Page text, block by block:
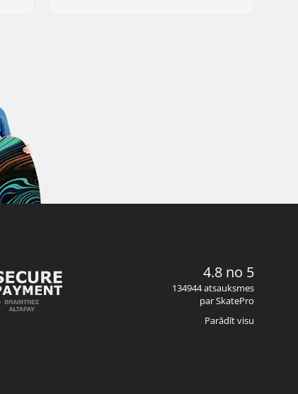
4.8 no 5
134944 atsauksmes
par SkatePro
Parādīt visu